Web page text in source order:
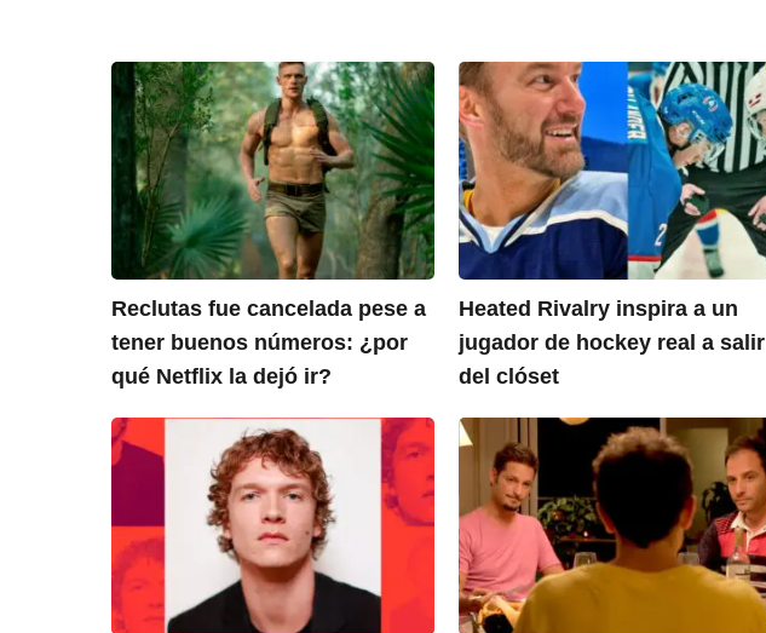
Reclutas fue cancelada pese a
tener buenos números: ¿por
qué Netflix la dejó ir?
Heated Rivalry inspira a un
jugador de hockey real a salir
del clóset